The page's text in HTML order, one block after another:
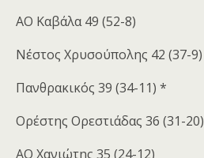
ΑΟ Καβάλα 49 (52-8)
Νέστος Χρυσούπολης 42 (37-9)
Πανθρακικός 39 (34-11) *
Ορέστης Ορεστιάδας 36 (31-20)
ΑΟ Χανιώτης 35 (24-12)